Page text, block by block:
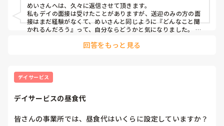
めいさんへは、久々に返信させて頂きます。
私もデイの面接は受けたことがありますが、送迎のみの方の面
接はまだ経験がなくて、めいさんと同じように『どんなこと聞
かれるんだろう』って、自分ならどうかと気になりました。 送
や土地勘があるエリア、車いすの乗降介助の経験、高齢の方と
いられるような声かけ」を大事にしていることをお話しするか
もしれません。 初めての立場で色々頭を巡ると思いますが、め
回答をもっと見る
デイサービス
デイサービスの昼食代
皆さんの事業所では、昼食代はいくらに設定していますか？